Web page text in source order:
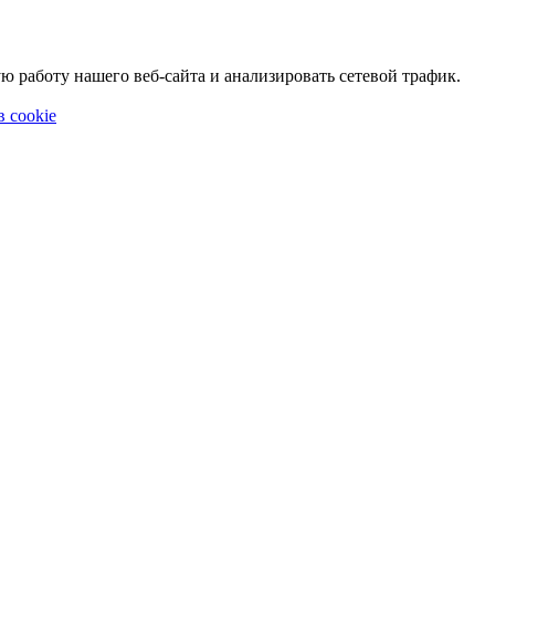
нашего веб-сайта и анализировать сетевой трафик.
cookie